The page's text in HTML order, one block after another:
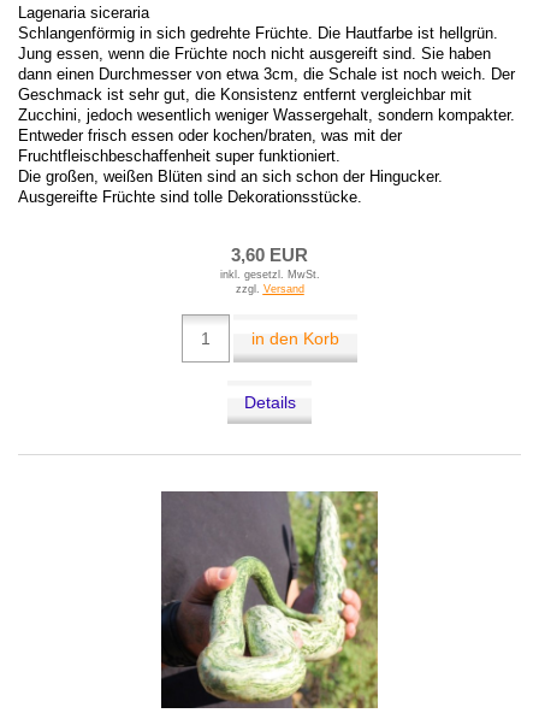
Lagenaria siceraria
Schlangenförmig in sich gedrehte Früchte. Die Hautfarbe ist hellgrün.
Jung essen, wenn die Früchte noch nicht ausgereift sind. Sie haben
dann einen Durchmesser von etwa 3cm, die Schale ist noch weich. Der
Geschmack ist sehr gut, die Konsistenz entfernt vergleichbar mit
Zucchini, jedoch wesentlich weniger Wassergehalt, sondern kompakter.
Entweder frisch essen oder kochen/braten, was mit der
Fruchtfleischbeschaffenheit super funktioniert.
Die großen, weißen Blüten sind an sich schon der Hingucker.
Ausgereifte Früchte sind tolle Dekorationsstücke.
3,60 EUR
inkl. gesetzl. MwSt.
zzgl. Versand
in den Korb
Details